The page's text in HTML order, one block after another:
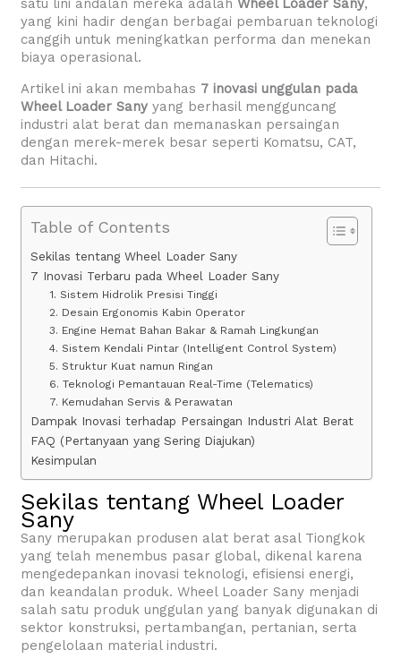
yang kini hadir dengan berbagai pembaruan teknologi
canggih untuk meningkatkan performa dan menekan
biaya operasional.
Artikel ini akan membahas 7 inovasi unggulan pada
Wheel Loader Sany yang berhasil mengguncang
industri alat berat dan memanaskan persaingan
dengan merek-merek besar seperti Komatsu, CAT,
dan Hitachi.
Table of Contents
Sekilas tentang Wheel Loader Sany
7 Inovasi Terbaru pada Wheel Loader Sany
1. Sistem Hidrolik Presisi Tinggi
2. Desain Ergonomis Kabin Operator
3. Engine Hemat Bahan Bakar & Ramah Lingkungan
4. Sistem Kendali Pintar (Intelligent Control System)
5. Struktur Kuat namun Ringan
6. Teknologi Pemantauan Real-Time (Telematics)
7. Kemudahan Servis & Perawatan
Dampak Inovasi terhadap Persaingan Industri Alat Berat
FAQ (Pertanyaan yang Sering Diajukan)
Kesimpulan
Sekilas tentang Wheel Loader
Sany
Sany merupakan produsen alat berat asal Tiongkok
yang telah menembus pasar global, dikenal karena
mengedepankan inovasi teknologi, efisiensi energi,
dan keandalan produk. Wheel Loader Sany menjadi
salah satu produk unggulan yang banyak digunakan di
sektor konstruksi, pertambangan, pertanian, serta
pengelolaan material industri.